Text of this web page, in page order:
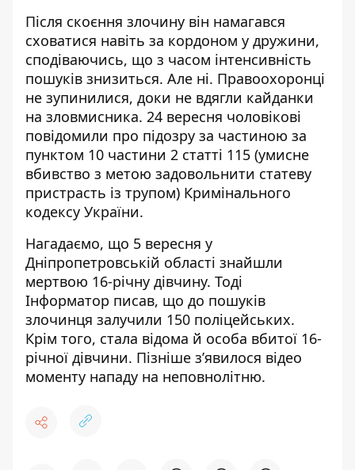
Після скоєння злочину він намагався
сховатися навіть за кордоном у дружини,
сподіваючись, що з часом інтенсивність
пошуків знизиться. Але ні. Правоохоронці
не зупинилися, доки не вдягли кайданки
на зловмисника. 24 вересня чоловікові
повідомили про підозру за частиною за
пунктом 10 частини 2 статті 115 (умисне
вбивство з метою задовольнити статеву
пристрасть із трупом) Кримінального
кодексу України.
Нагадаємо, що 5 вересня у
Дніпропетровській області знайшли
мертвою 16-річну дівчину. Тоді
Інформатор писав, що до пошуків
злочинця залучили 150 поліцейських.
Крім того, стала відома й особа вбитої 16-
річної дівчини. Пізніше з’явилося відео
моменту нападу на неповнолітню.